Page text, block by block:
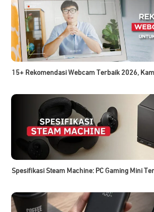
15+ Rekomendasi Webcam Terbaik 2026,
Spesifikasi Steam Machine: PC Gaming Mini